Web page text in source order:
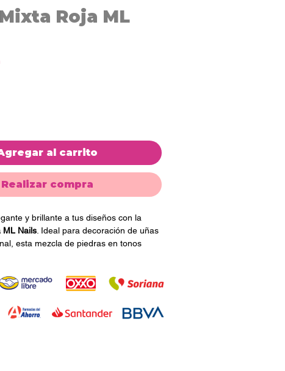
Roja ML
al carrito
Realizar compra
y brillante a tus diseños con la
ML Nails . Ideal para decoración de uñas
esta mezcla de piedras en tonos
diseños personalizados, aplicaciones
modernas en uñas acrílicas, gel y
Su variedad de formas y tamaños
únicas y creativas para